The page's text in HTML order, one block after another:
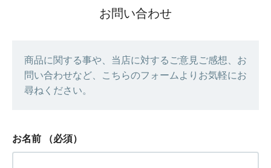
お問い合わせ
商品に関する事や、当店に対するご意見ご感想、お
問い合わせなど、こちらのフォームよりお気軽にお
尋ねください。
お名前 （必須）